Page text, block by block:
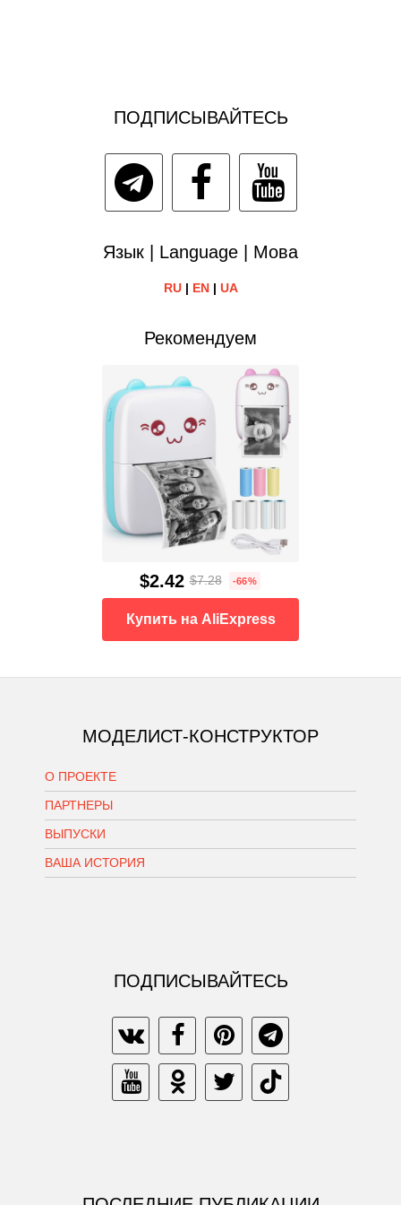
ПОДПИСЫВАЙТЕСЬ
Язык | Language | Мова
RU| EN| UA
Рекомендуем
$2.42 $7.28 -66%
Купить на AliExpress
МОДЕЛИСТ-КОНСТРУКТОР
О ПРОЕКТЕ
ПАРТНЕРЫ
ВЫПУСКИ
ВАША ИСТОРИЯ
ПОДПИСЫВАЙТЕСЬ